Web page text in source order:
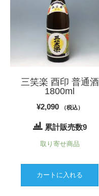
三笑楽 酉印 普通酒
1800ml
¥2,090 （税込）
累計販売数9
取り寄せ商品
カートに入れる